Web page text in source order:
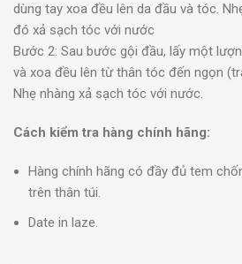
dùng tay xoa đều lên da đầu và tóc.
đó xả sạch tóc với nước
Bước 2: Sau bước gội đầu, lấy một
và xoa đều lên từ thân tóc đến ngọn
Nhẹ nhàng xả sạch tóc với nước.
Cách kiểm tra hàng chính hãng:
Hàng chính hãng có đầy đủ tem
trên thân túi.
Date in laze.